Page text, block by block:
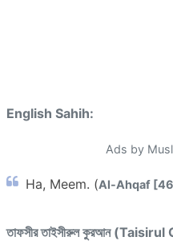
English Sahih:
Ads by
Ha, Meem. (Al-Ahqaf
তাফসীর তাইসীরুল কুরআন